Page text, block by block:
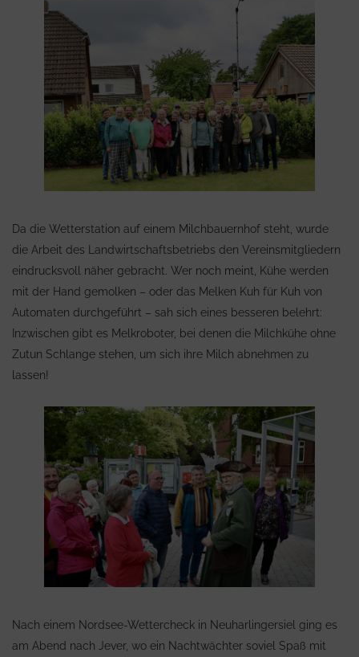
Da die Wetterstation auf einem Milchbauernhof steht, wurde
die Arbeit des Landwirtschaftsbetriebs den Vereinsmitgliedern
eindrucksvoll näher gebracht. Wer noch meint, Kühe werden
mit der Hand gemolken – oder das Melken Kuh für Kuh von
Automaten durchgeführt – sah sich eines besseren belehrt:
Inzwischen gibt es Melkroboter, bei denen die Milchkühe ohne
Zutun Schlange stehen, um sich ihre Milch abnehmen zu
lassen!
Nach einem Nordsee-Wettercheck in Neuharlingersiel ging es
am Abend nach Jever, wo ein Nachtwächter soviel Spaß mit